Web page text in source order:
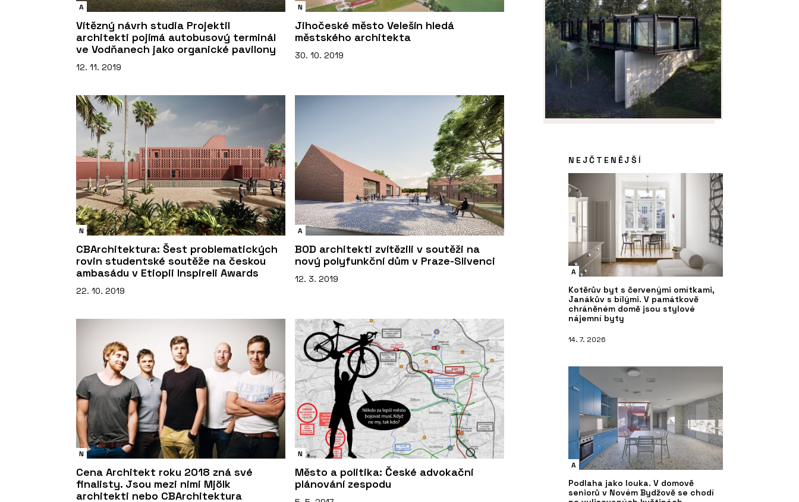
A
Vítězný návrh studia Projektil
architekti pojímá autobusový terminál
ve Vodňanech jako organické pavilony
12. 11. 2019
N
Jihočeské město Velešín hledá
městského architekta
30. 10. 2019
N
CBArchitektura: Šest problematických
rovin studentské soutěže na českou
ambasádu v Etiopii Inspireli Awards
22. 10. 2019
A
BOD architekti zvítězili v soutěži na
nový polyfunkční dům v Praze-Slivenci
12. 3. 2019
N
Cena Architekt roku 2018 zná své
finalisty. Jsou mezi nimi Mjölk
architekti nebo CBArchitektura
N
Město a politika: České advokační
plánování zespodu
NEJČTENĚJŠÍ
A
Kotěrův byt s červenými omítkami,
Janákův s bílými. V památkově
chráněném domě jsou stylové
nájemní byty
14. 7. 2026
A
Podlaha jako louka. V domově
seniorů v Novém Bydžově se chodí